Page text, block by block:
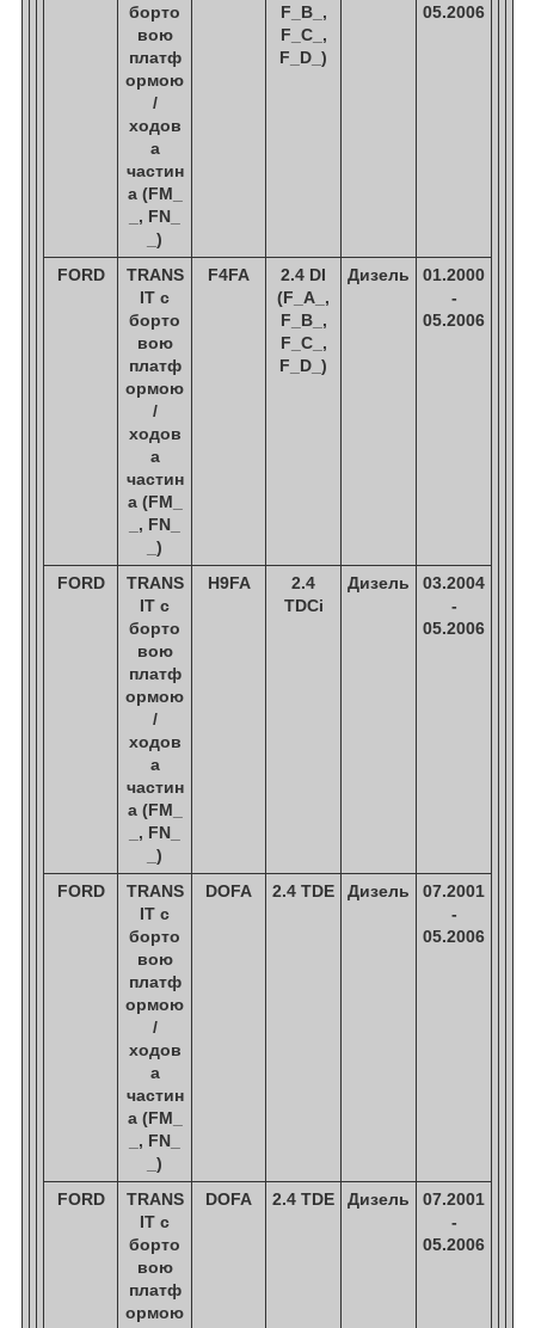
борто
вою
платф
ормою
/
ходов
а
частин
а (FM_
_, FN_
_)
F_B_,
F_C_,
F_D_)
05.2006
FORD
TRANS
IT c
борто
вою
платф
ормою
/
ходов
а
частин
а (FM_
_, FN_
_)
F4FA
2.4 DI
(F_A_,
F_B_,
F_C_,
F_D_)
Дизель
01.2000
-
05.2006
FORD
TRANS
IT c
борто
вою
платф
ормою
/
ходов
а
частин
а (FM_
_, FN_
_)
H9FA
2.4
TDCi
Дизель
03.2004
-
05.2006
FORD
TRANS
IT c
борто
вою
платф
ормою
/
ходов
а
частин
а (FM_
_, FN_
_)
DOFA 2.4 TDE Дизель
07.2001
-
05.2006
FORD
TRANS
IT c
борто
вою
платф
ормою
DOFA 2.4 TDE Дизель
07.2001
-
05.2006